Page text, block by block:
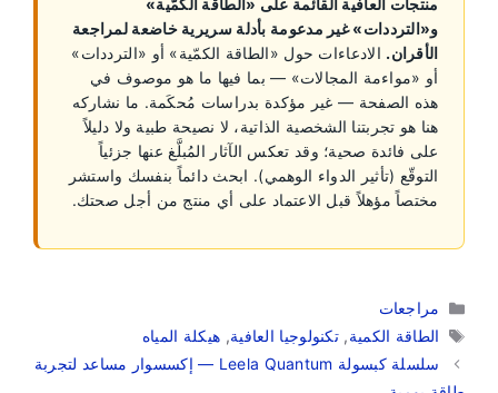
منتجات العافية القائمة على «الطاقة الكمّية»
و«الترددات» غير مدعومة بأدلة سريرية خاضعة لمراجعة
الأقران. الادعاءات حول «الطاقة الكمّية» أو «الترددات»
أو «مواءمة المجالات» — بما فيها ما هو موصوف في
هذه الصفحة — غير مؤكدة بدراسات مُحكَمة. ما نشاركه
هنا هو تجربتنا الشخصية الذاتية، لا نصيحة طبية ولا دليلاً
على فائدة صحية؛ وقد تعكس الآثار المُبلَّغ عنها جزئياً
التوقّع (تأثير الدواء الوهمي). ابحث دائماً بنفسك واستشر
مختصاً مؤهلاً قبل الاعتماد على أي منتج من أجل صحتك.
التصنيفات
مراجعات
الوسوم
الطاقة الكمية, تكنولوجيا العافية, هيكلة المياه
سلسلة كبسولة Leela Quantum — إكسسوار مساعد لتجربة